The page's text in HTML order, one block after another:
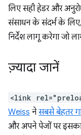
लिए सही हेडर और
संसाधन के संदर्भ के
निर्देश लागू करेगा जो
ज़्यादा जानें
<link
Weiss नेसबसे बेहतर
और अपने पेजों पर इसका